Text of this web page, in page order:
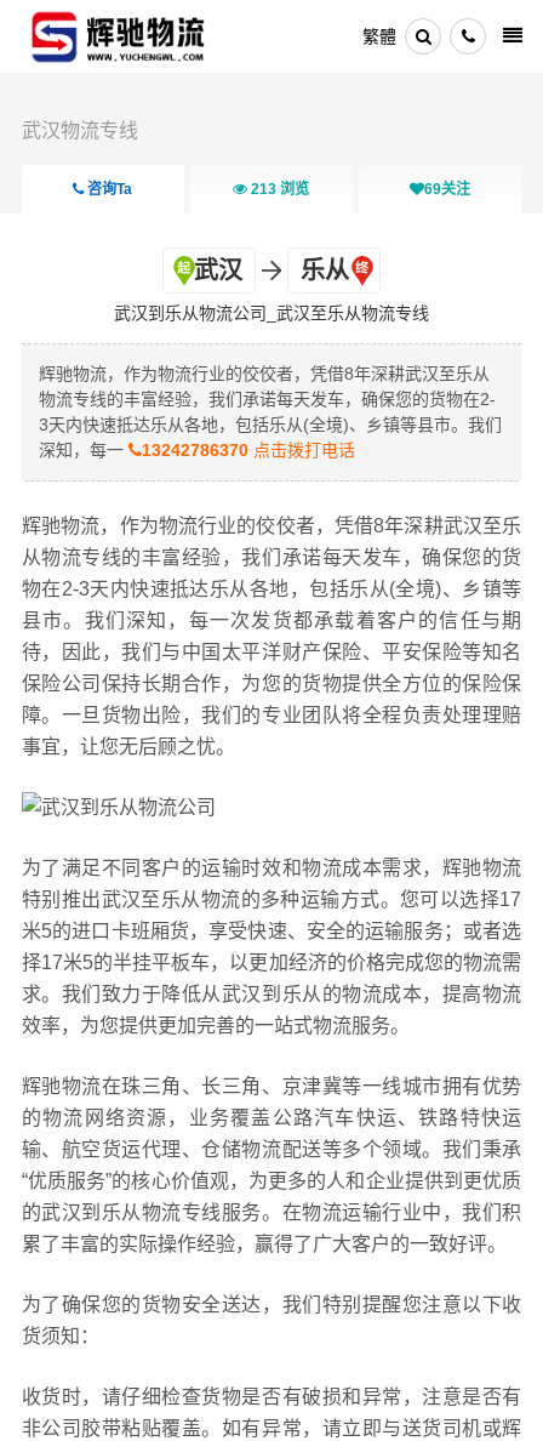
繁體
武汉物流专线
咨询Ta 213 浏览 69关注
武汉 乐从
武汉到乐从物流公司_武汉至乐从物流专线
辉驰物流，作为物流行业的佼佼者，凭借8年深耕武汉至乐从
物流专线的丰富经验，我们承诺每天发车，确保您的货物在2-
3天内快速抵达乐从各地，包括乐从(全境)、乡镇等县市。我们
深知，每一
13242786370点击拨打电话
辉驰物流，作为物流行业的佼佼者，凭借8年深耕武汉至乐
从物流专线的丰富经验，我们承诺每天发车，确保您的货
物在2-3天内快速抵达乐从各地，包括乐从(全境)、乡镇等
县市。我们深知，每一次发货都承载着客户的信任与期
待，因此，我们与中国太平洋财产保险、平安保险等知名
保险公司保持长期合作，为您的货物提供全方位的保险保
障。一旦货物出险，我们的专业团队将全程负责处理理赔
事宜，让您无后顾之忧。
为了满足不同客户的运输时效和物流成本需求，辉驰物流
特别推出武汉至乐从物流的多种运输方式。您可以选择17
米5的进口卡班厢货，享受快速、安全的运输服务；或者选
择17米5的半挂平板车，以更加经济的价格完成您的物流需
求。我们致力于降低从武汉到乐从的物流成本，提高物流
效率，为您提供更加完善的一站式物流服务。
辉驰物流在珠三角、长三角、京津冀等一线城市拥有优势
的物流网络资源，业务覆盖公路汽车快运、铁路特快运
输、航空货运代理、仓储物流配送等多个领域。我们秉承
“优质服务”的核心价值观，为更多的人和企业提供到更优质
的武汉到乐从物流专线服务。在物流运输行业中，我们积
累了丰富的实际操作经验，赢得了广大客户的一致好评。
为了确保您的货物安全送达，我们特别提醒您注意以下收
货须知：
收货时，请仔细检查货物是否有破损和异常，注意是否有
非公司胶带粘贴覆盖。如有异常，请立即与送货司机或辉